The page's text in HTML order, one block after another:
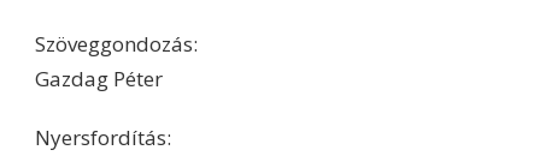
Szöveggondozás:
Gazdag Péter
Nyersfordítás: